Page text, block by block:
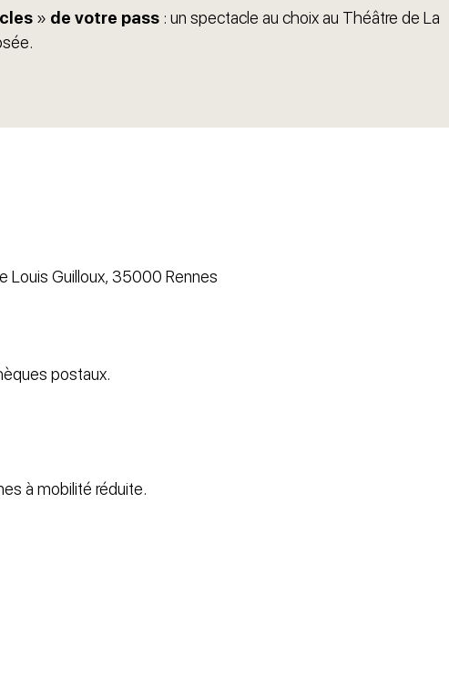
» de votre pass : un spectacle au choix au Théâtre de La
Louis Guilloux, 35000 Rennes
postaux.
à mobilité réduite.